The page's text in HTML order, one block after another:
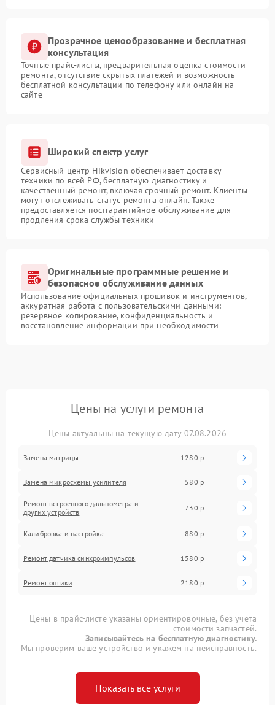
Прозрачное ценообразование и бесплатная
консультация
Точные прайс-листы, предварительная оценка стоимости
ремонта, отсутствие скрытых платежей и возможность
бесплатной консультации по телефону или онлайн на
сайте
Широкий спектр услуг
Сервисный центр Hikvision обеспечивает доставку
техники по всей РФ, бесплатную диагностику и
качественный ремонт, включая срочный ремонт. Клиенты
могут отслеживать статус ремонта онлайн. Также
предоставляется постгарантийное обслуживание для
продления срока службы техники
Оригинальные программные решение и
безопасное обслуживание данных
Использование официальных прошивок и инструментов,
аккуратная работа с пользовательскими данными:
резервное копирование, конфиденциальность и
восстановление информации при необходимости
Цены на услуги ремонта
Цены актуальны на текущую дату 07.08.2026
Замена матрицы 1280 р
Замена микросхемы усилителя 580 р
Ремонт встроенного дальнометра и
других устройств
730 р
Калибровка и настройка 880 р
Ремонт датчика синхроимпульсов 1580 р
Ремонт оптики 2180 р
Цены в прайс-листе указаны ориентировочные, без учета
стоимости запчастей.
Записывайтесь на бесплатную диагностику.
Мы проверим ваше устройство и укажем на неисправность.
Показать все услуги